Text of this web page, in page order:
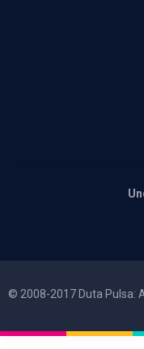
© 2008-2017 Duta Pulsa: